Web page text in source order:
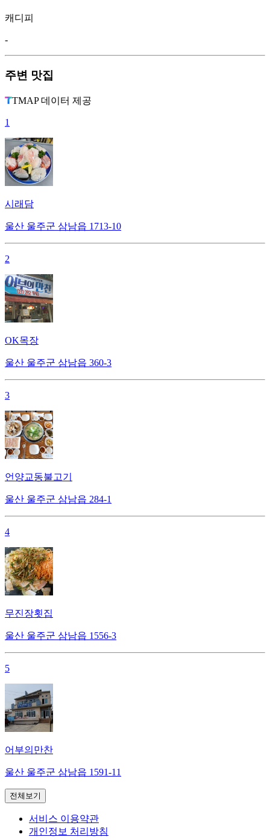
캐디피
-
주변 맛집
TMAP 데이터 제공
1
시래담
울산 울주군 삼남읍 1713-10
2
OK목장
울산 울주군 삼남읍 360-3
3
언양교동불고기
울산 울주군 삼남읍 284-1
4
무진장횟집
울산 울주군 삼남읍 1556-3
5
어부의만찬
울산 울주군 삼남읍 1591-11
전체보기
서비스 이용약관
개인정보 처리방침